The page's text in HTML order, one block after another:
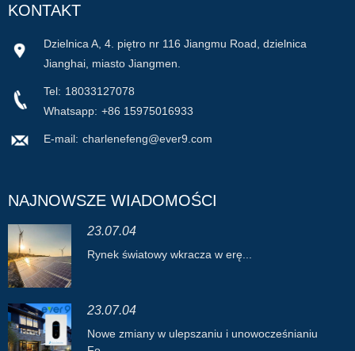
KONTAKT
Dzielnica A, 4. piętro nr 116 Jiangmu Road, dzielnica
Jianghai, miasto Jiangmen.
Tel: 18033127078
Whatsapp: +86 15975016933
E-mail: charlenefeng@ever9.com
NAJNOWSZE WIADOMOŚCI
23.07.04
Rynek światowy wkracza w erę...
23.07.04
Nowe zmiany w ulepszaniu i unowocześnianiu